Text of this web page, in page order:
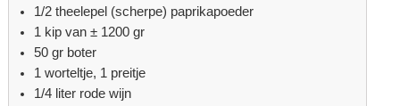
1/2 theelepel (scherpe) paprikapoeder
1 kip van ± 1200 gr
50 gr boter
1 worteltje, 1 preitje
1/4 liter rode wijn